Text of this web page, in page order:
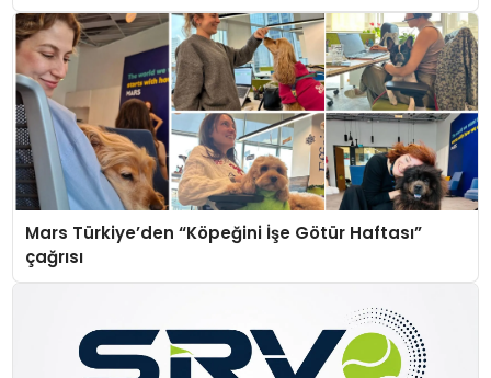
Mars Türkiye’den “Köpeğini İşe Götür Haftası”
çağrısı